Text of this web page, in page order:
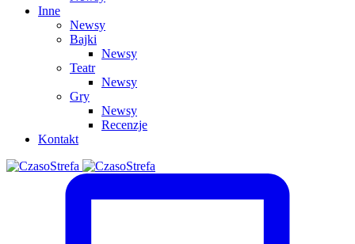
Inne
Newsy
Bajki
Newsy
Teatr
Newsy
Gry
Newsy
Recenzje
Kontakt